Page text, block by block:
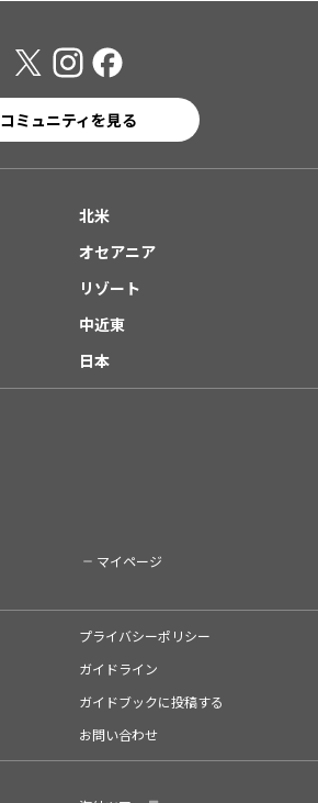
コミュニティを見る
北米
オセアニア
リゾート
中近東
日本
マイページ
プライバシーポリシー
ガイドライン
ガイドブックに投稿する
お問い合わせ